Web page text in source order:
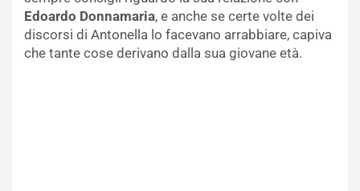
Edoardo Donnamaria, e anche se certe volte dei
discorsi di Antonella lo facevano arrabbiare, capiva
che tante cose derivano dalla sua giovane età.